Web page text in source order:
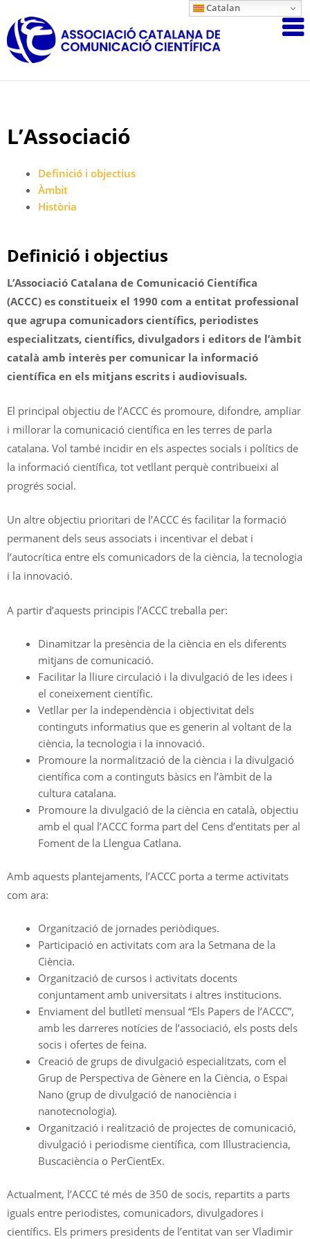
to
content
Associació
L’Associació
Definició i objectius
Àmbit
Història
Definició i objectius
L’Associació Catalana de Comunicació Científica
(ACCC) es constitueix el 1990 com a entitat professional
que agrupa comunicadors científics, periodistes
especialitzats, científics, divulgadors i editors de l’àmbit
català amb interès per comunicar la informació
científica en els mitjans escrits i audiovisuals.
El principal objectiu de l’ACCC és promoure, difondre, ampliar
i millorar la comunicació científica en les terres de parla
catalana. Vol també incidir en els aspectes socials i polítics de
la informació científica, tot vetllant perquè contribueixi al
progrés social.
Un altre objectiu prioritari de l’ACCC és facilitar la formació
permanent dels seus associats i incentivar el debat i
l’autocrítica entre els comunicadors de la ciència, la tecnologia
i la innovació.
A partir d’aquests principis l’ACCC treballa per:
Dinamitzar la presència de la ciència en els diferents
mitjans de comunicació.
Facilitar la lliure circulació i la divulgació de les idees i
el coneixement científic.
Vetllar per la independència i objectivitat dels
continguts informatius que es generin al voltant de la
ciència, la tecnologia i la innovació.
Promoure la normalització de la ciència i la divulgació
científica com a continguts bàsics en l’àmbit de la
cultura catalana.
Promoure la divulgació de la ciència en català, objectiu
amb el qual l’ACCC forma part del Cens d’entitats per al
Foment de la Llengua Catlana.
Amb aquests plantejaments, l’ACCC porta a terme activitats
com ara:
Organització de jornades periòdiques.
Participació en activitats com ara la Setmana de la
Ciència.
Organització de cursos i activitats docents
conjuntament amb universitats i altres institucions.
Enviament del butlletí mensual “Els Papers de l’ACCC”,
amb les darreres notícies de l’associació, els posts dels
socis i ofertes de feina.
Creació de grups de divulgació especialitzats, com el
Grup de Perspectiva de Gènere en la Ciència, o Espai
Nano (grup de divulgació de nanociència i
nanotecnologia).
Organització i realització de projectes de comunicació,
divulgació i periodisme científica, com Illustraciencia,
Buscaciència o PerCientEx.
Actualment, l’ACCC té més de 350 de socis, repartits a parts
iguals entre periodistes, comunicadors, divulgadores i
científics. Els primers presidents de l’entitat van ser Vladimir
Catalan